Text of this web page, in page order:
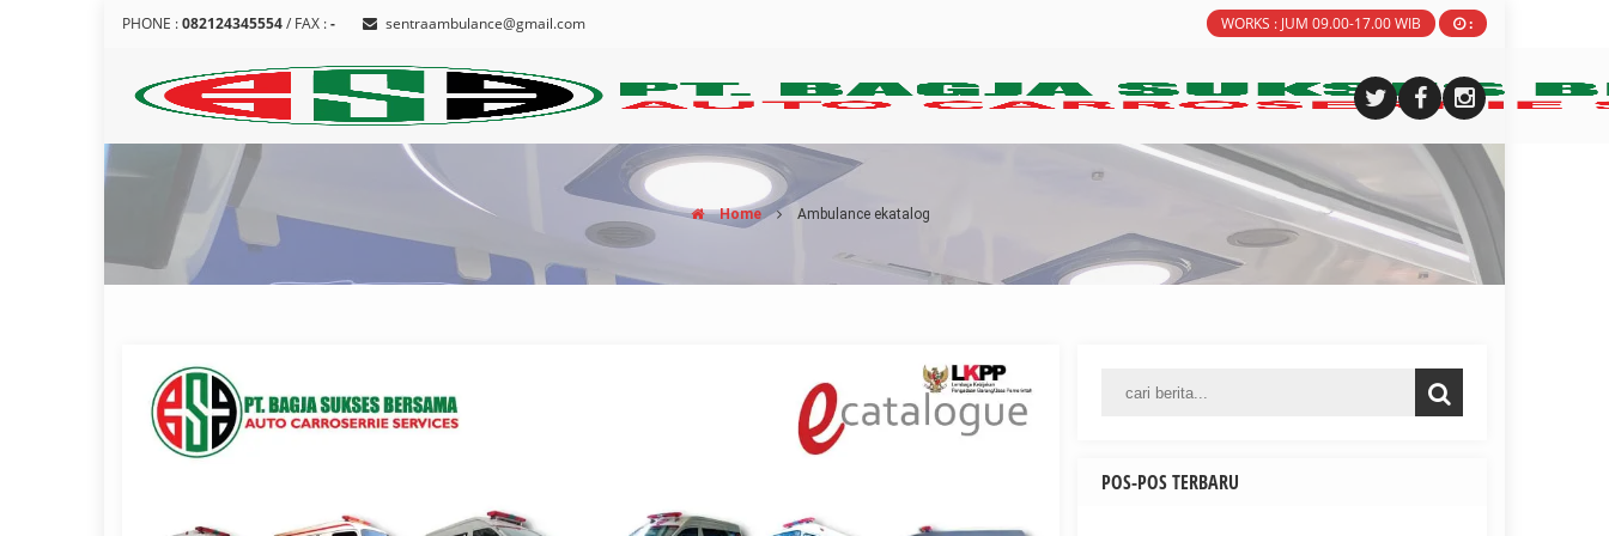
PHONE :082124345554/ FAX :- sentraambulance@gmail.com WORKS : JUM 09.00-17.00 WIB :
Home Ambulance ekatalog
POS-POS TERBARU